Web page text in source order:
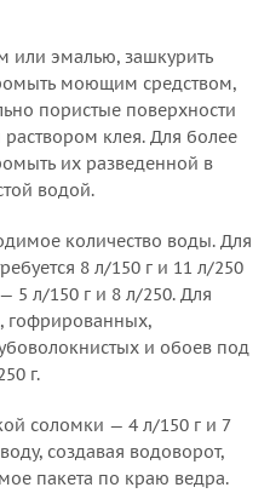
или эмалью, зашкурить
моющим средством,
пористые поверхности
клея. Для более
их разведенной в
водой.
количество воды. Для
8 л/150 г и 11 л/250
5 л/150 г и 8 л/250. Для
гофрированных,
и обоев под
г.
соломки — 4 л/150 г и 7
создавая водоворот,
пакета по краю ведра.